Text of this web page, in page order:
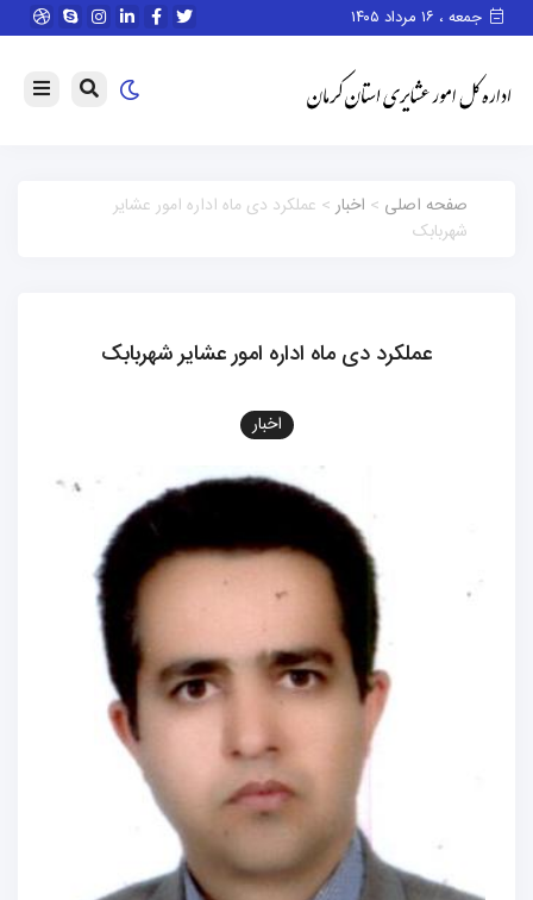
جمعه ، ۱۶ مرداد ۱۴۰۵
صفحه اصلی > اخبار> عملکرد دی ماه اداره امور عشایر
شهربابک
عملکرد دی ماه اداره امور عشایر شهربابک
اخبار